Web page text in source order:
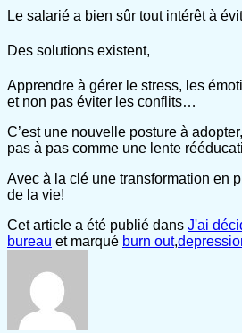
Le salarié a bien sûr tout intérêt à
Des solutions existent,
Apprendre à gérer le stress, les
et non pas éviter les conflits…
C’est une nouvelle posture à
pas à pas comme une lente
Avec à la clé une transformation en
de la vie!
Cet article a été publié dans J'ai
bureau et marqué burn out,